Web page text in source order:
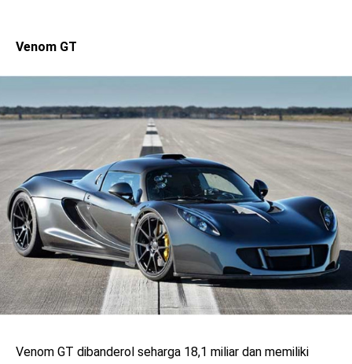
Venom GT
Venom GT dibanderol seharga 18,1 miliar dan memiliki